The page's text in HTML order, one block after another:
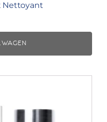
Nettoyant